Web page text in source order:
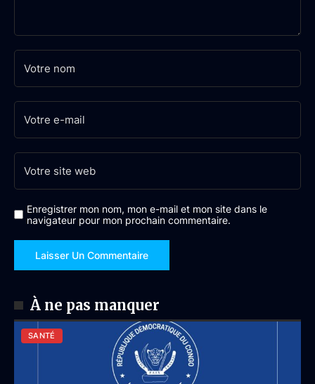
Enregistrer mon nom, mon e-mail et mon site dans le
navigateur pour mon prochain commentaire.
À ne pas manquer
SANTÉ